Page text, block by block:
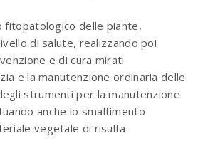
fitopatologico delle piante,
di salute, realizzando poi
e di cura mirati
e la manutenzione ordinaria delle
strumenti per la manutenzione
anche lo smaltimento
vegetale di risulta